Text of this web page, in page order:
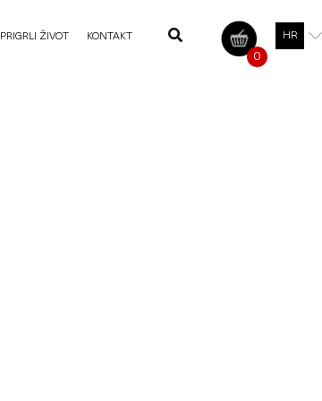
PRIGRLI ŽIVOT KONTAKT
0
HR